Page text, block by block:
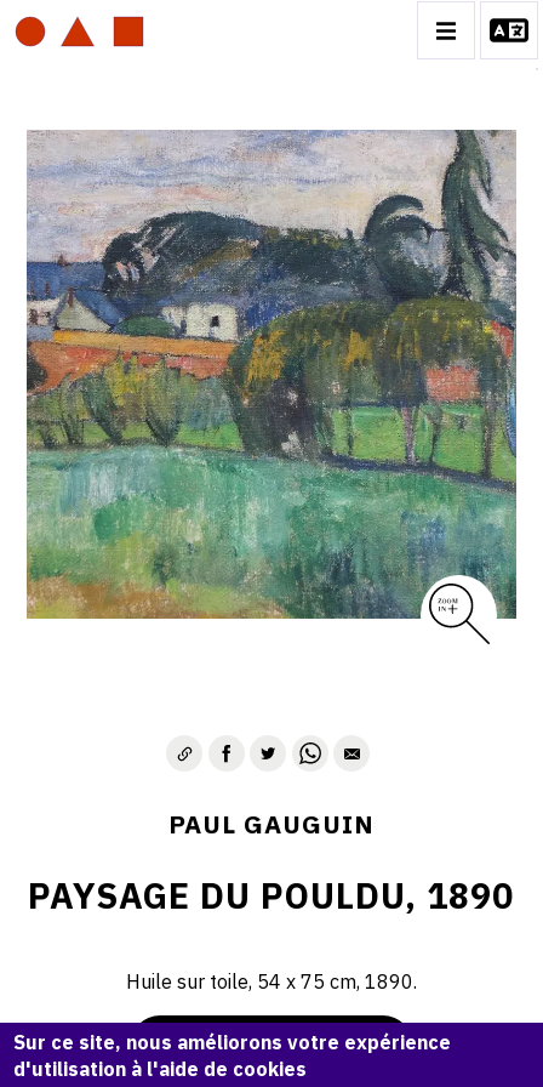
PAUL GAUGUIN
BIOGRAPHIE
CATALOGUE DES OEUVRES
ESTAMPE
PEINTURE
CONTACT
PAUL GAUGUIN
PAYSAGE DU POULDU, 1890
Huile sur toile, 54 x 75 cm, 1890.
Demande d'information
Sur ce site, nous améliorons votre expérience
d'utilisation à l'aide de cookies